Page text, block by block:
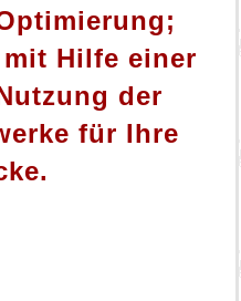
Hilfe einer
der
für Ihre